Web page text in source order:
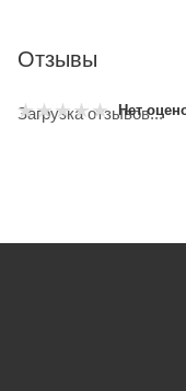
Отзывы
Нет
Загрузка отзывов...